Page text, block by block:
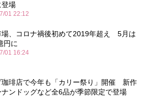
登場
01 22:12
場、コロナ禍後初めて2019年超え 5月は
円に
01 16:24
珈琲店で今年も「カリー祭り」開催 新作
ナンドッグなど全6品が季節限定で登場